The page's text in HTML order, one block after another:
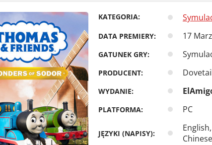
KATEGORIA:
DATA PREMIERY: 17
GATUNEK GRY:
PRODUCENT:
WYDANIE:
PLATFORMA: PC
JĘZYKI (NAPISY):
Chinese